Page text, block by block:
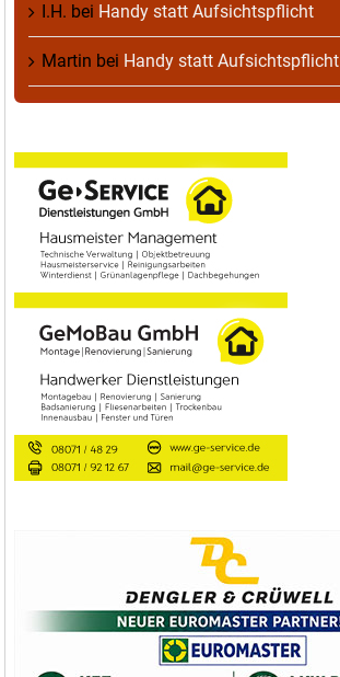
I.H. bei Handy statt Aufsichtspflicht
Martin bei Handy statt Aufsichtspflicht